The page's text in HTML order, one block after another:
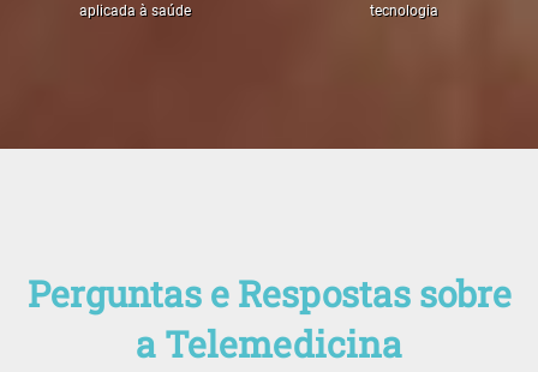
aplicada à saúde
tecnologia
Perguntas e Respostas sobre
a Telemedicina